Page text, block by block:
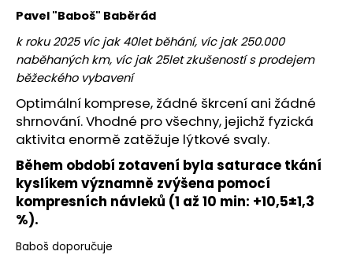
Pavel "Baboš" Baběrád
k roku 2025 víc jak 40let běhání, víc jak 250.000
naběhaných km, víc jak 25let zkušeností s prodejem
běžeckého vybavení
Optimální komprese, žádné škrcení ani žádné
shrnování. Vhodné pro všechny, jejichž fyzická
aktivita enormě zatěžuje lýtkové svaly.
Během období zotavení byla saturace tkání
kyslíkem významně zvýšena pomocí
kompresních návleků (1 až 10 min: +10,5±1,3
%).
Baboš doporučuje
D
o
p
o
r
u
u
j
e
m
e